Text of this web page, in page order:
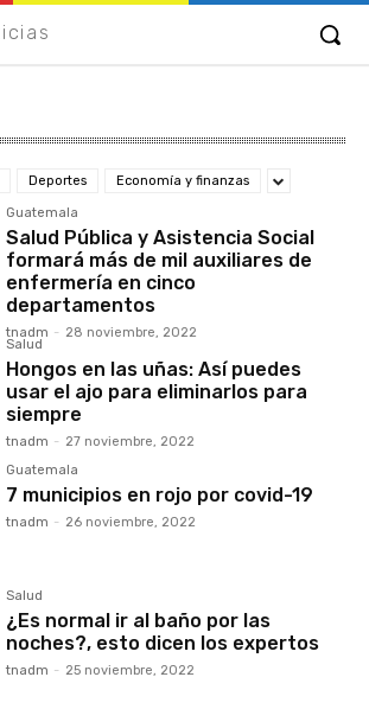
Deportes Economía y finanzas
Guatemala
Salud Pública y Asistencia Social
formará más de mil auxiliares de
enfermería en cinco
departamentos
tnadm - 28 noviembre, 2022
Salud
Hongos en las uñas: Así puedes
usar el ajo para eliminarlos para
siempre
tnadm - 27 noviembre, 2022
Guatemala
7 municipios en rojo por covid-19
tnadm - 26 noviembre, 2022
Salud
¿Es normal ir al baño por las
noches?, esto dicen los expertos
tnadm - 25 noviembre, 2022